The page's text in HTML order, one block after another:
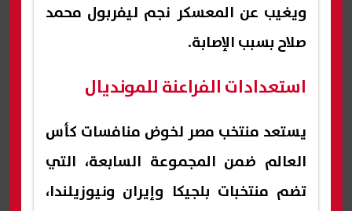
ويغيب عن المعسكر نجم ليفربول محمد
صلاح بسبب الإصابة.
استعدادات الفراعنة للمونديال
يستعد منتخب مصر لخوض منافسات كأس
العالم ضمن المجموعة السابعة، التي
تضم منتخبات بلجيكا وإيران ونيوزيلندا،